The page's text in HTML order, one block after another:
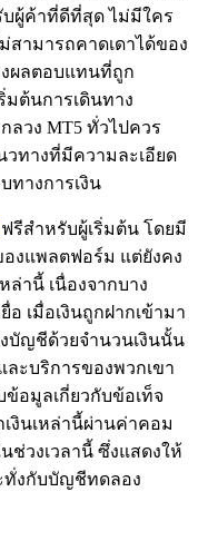
ผู้ค้าที่ดีที่สุด ไม่มีใคร
ามารถคาดเดาได้ของ
ผลตอบแทนที่ถูก
มต้นการเดินทาง
ลวง MT5 ทั่วไปควร
ทางที่มีความละเอียด
ทางการเงิน
ฟรีสำหรับผู้เริ่มต้น โดยมี
งแพลตฟอร์ม แต่ยังคง
ล่านี้ เนื่องจากบาง
เมื่อเงินถูกฝากเข้ามา
บัญชีด้วยจำนวนเงินนั้น
ะบริการของพวกเขา
ข้อมูลเกี่ยวกับข้อเท็จ
เงินเหล่านี้ผ่านค่าคอม
วงเวลานี้ ซึ่งแสดงให้
ทั่งกับบัญชีทดลอง